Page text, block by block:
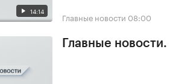
14:14 Главные новости 08:00
Главные